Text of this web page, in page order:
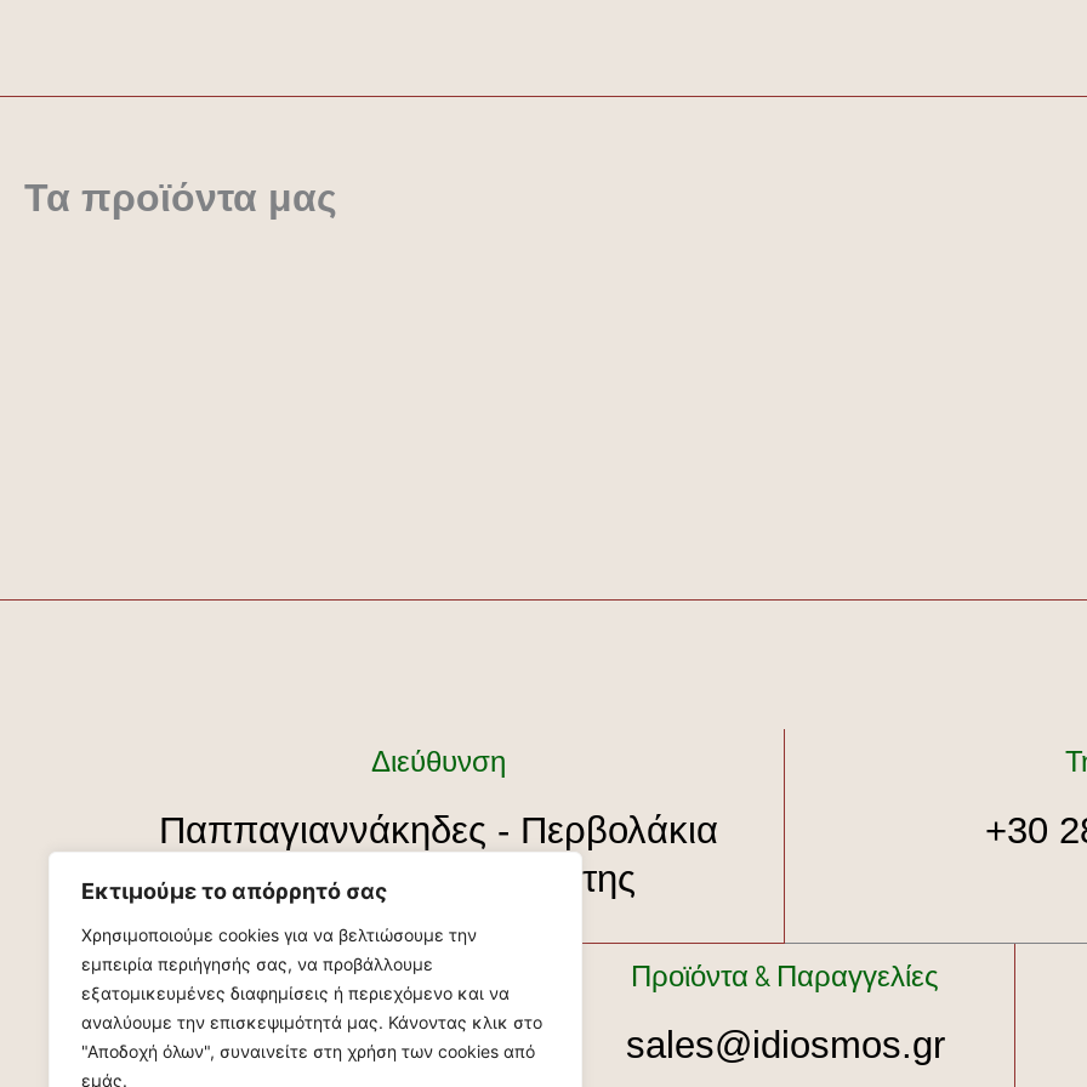
Εκτιμούμε το απόρρητό σας
Χρησιμοποιούμε cookies για να βελτιώσουμε την
εμπειρία περιήγησής σας, να προβάλλουμε
εξατομικευμένες διαφημίσεις ή περιεχόμενο και να
αναλύουμε την επισκεψιμότητά μας. Κάνοντας κλικ στο
"Αποδοχή όλων", συναινείτε στη χρήση των cookies από
εμάς.
Τα προϊόντα μας
Διεύθυνση
Παππαγιαννάκηδες - Περβολάκια
Κισάμου, Χανιά Κρήτης
+30
Πληροφορίες
info@idiosmos.gr
Προϊόντα & Παραγγελίες
sales@idiosmos.gr